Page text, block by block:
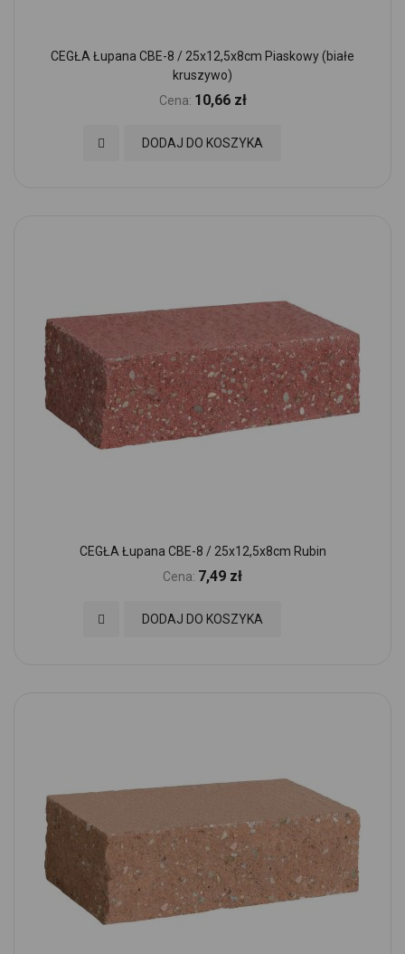
CEGŁA Łupana CBE-8 / 25x12,5x8cm Piaskowy (białe
kruszywo)
Cena: 10,66 zł
DODAJ DO KOSZYKA
Dodaj do Ulubionych
CEGŁA Łupana CBE-8 / 25x12,5x8cm Rubin
Cena: 7,49 zł
DODAJ DO KOSZYKA
Dodaj do Ulubionych